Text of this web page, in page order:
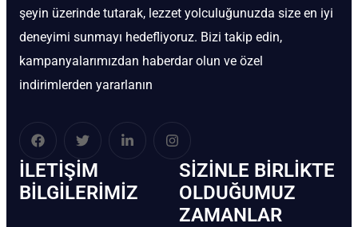
şeyin üzerinde tutarak, lezzet yolculuğunuzda size en iyi
deneyimi sunmayı hedefliyoruz. Bizi takip edin,
kampanyalarımızdan haberdar olun ve özel
indirimlerden yararlanın
İLETIŞIM
BİLGILERIMIZ
SIZINLE BIRLIKTE
OLDUĞUMUZ
ZAMANLAR